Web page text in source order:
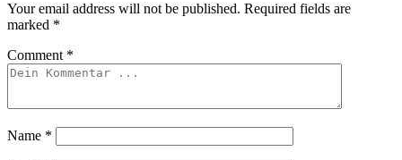
Your email address will not be published. Required fields are
marked *
Comment *
Name *